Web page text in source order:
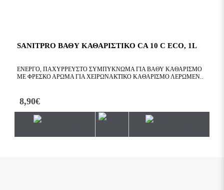
SANITPRO ΒΑΘΥ ΚΑΘΑΡΙΣΤΙΚΟ CA 10 C ECO, 1L
ΕΝΕΡΓΌ, ΠΑΧΎΡΡΕΥΣΤΟ ΣΥΜΠΎΚΝΩΜΑ ΓΙΑ ΒΑΘΎ ΚΑΘΑΡΙΣΜΌ
ΜΕ ΦΡΈΣΚΟ ΆΡΩΜΑ ΓΙΑ ΧΕΙΡΩΝΑΚΤΙΚΌ ΚΑΘΑΡΙΣΜΌ ΛΕΡΩΜΈΝ..
8,90€